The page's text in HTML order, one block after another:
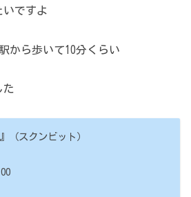
ですよ
から歩いて10分くらい
た
（スクンビット）